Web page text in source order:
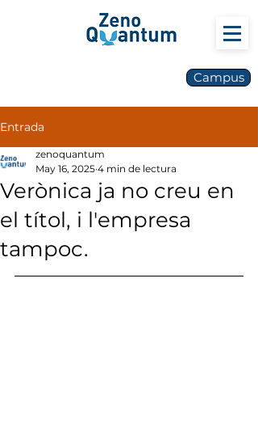
Campus
Entrada
Verònica ja no creu en
el títol, i l'empresa
tampoc.
zenoquantum
May 16, 2025 4 min de lectura